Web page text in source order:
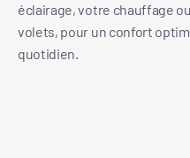
éclairage, votre chauffage
volets, pour un confort
quotidien.